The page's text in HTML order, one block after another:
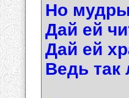
Но
Дай ей
Дай ей
Ведь